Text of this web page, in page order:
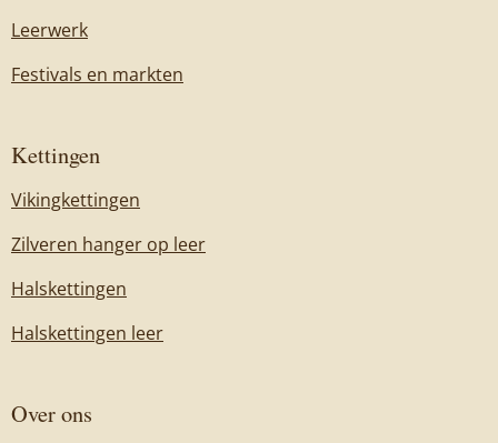
Leerwerk
Festivals en markten
Kettingen
Vikingkettingen
Zilveren hanger op leer
Halskettingen
Halskettingen leer
Over ons